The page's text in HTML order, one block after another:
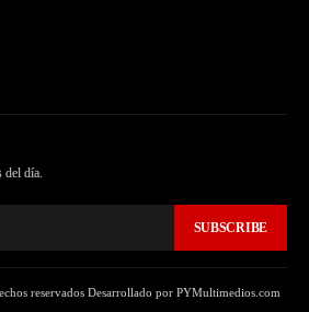
del día.
SUBSCRIBE
reservados Desarrollado por PYMultimedios.com